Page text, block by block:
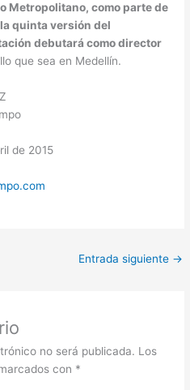
Metropolitano, como parte de
quinta versión del
debutará como director
que sea en Medellín.
de 2015
Entrada siguiente →
no será publicada. Los
con *